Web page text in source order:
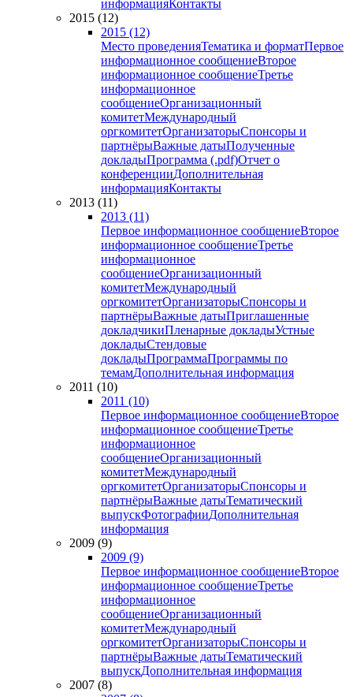
информацияКонтакты
2015 (12)
2015 (12)
Место проведенияТематика и форматПервое
информационное сообщениеВторое
информационное сообщениеТретье
информационное
сообщениеОрганизационный
комитетМеждународный
оргкомитетОрганизаторыСпонсоры и
партнёрыВажные датыПолученные
докладыПрограмма (.pdf)Отчет о
конференцииДополнительная
информацияКонтакты
2013 (11)
2013 (11)
Первое информационное сообщениеВторое
информационное сообщениеТретье
информационное
сообщениеОрганизационный
комитетМеждународный
оргкомитетОрганизаторыСпонсоры и
партнёрыВажные датыПриглашенные
докладчикиПленарные докладыУстные
докладыСтендовые
докладыПрограммаПрограммы по
темамДополнительная информация
2011 (10)
2011 (10)
Первое информационное сообщениеВторое
информационное сообщениеТретье
информационное
сообщениеОрганизационный
комитетМеждународный
оргкомитетОрганизаторыСпонсоры и
партнёрыВажные датыТематический
выпускФотографииДополнительная
информация
2009 (9)
2009 (9)
Первое информационное сообщениеВторое
информационное сообщениеТретье
информационное
сообщениеОрганизационный
комитетМеждународный
оргкомитетОрганизаторыСпонсоры и
партнёрыВажные датыТематический
выпускДополнительная информация
2007 (8)